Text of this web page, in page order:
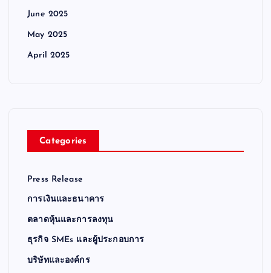
June 2025
May 2025
April 2025
Categories
Press Release
การเงินและธนาคาร
ตลาดหุ้นและการลงทุน
ธุรกิจ SMEs และผู้ประกอบการ
บริษัทและองค์กร